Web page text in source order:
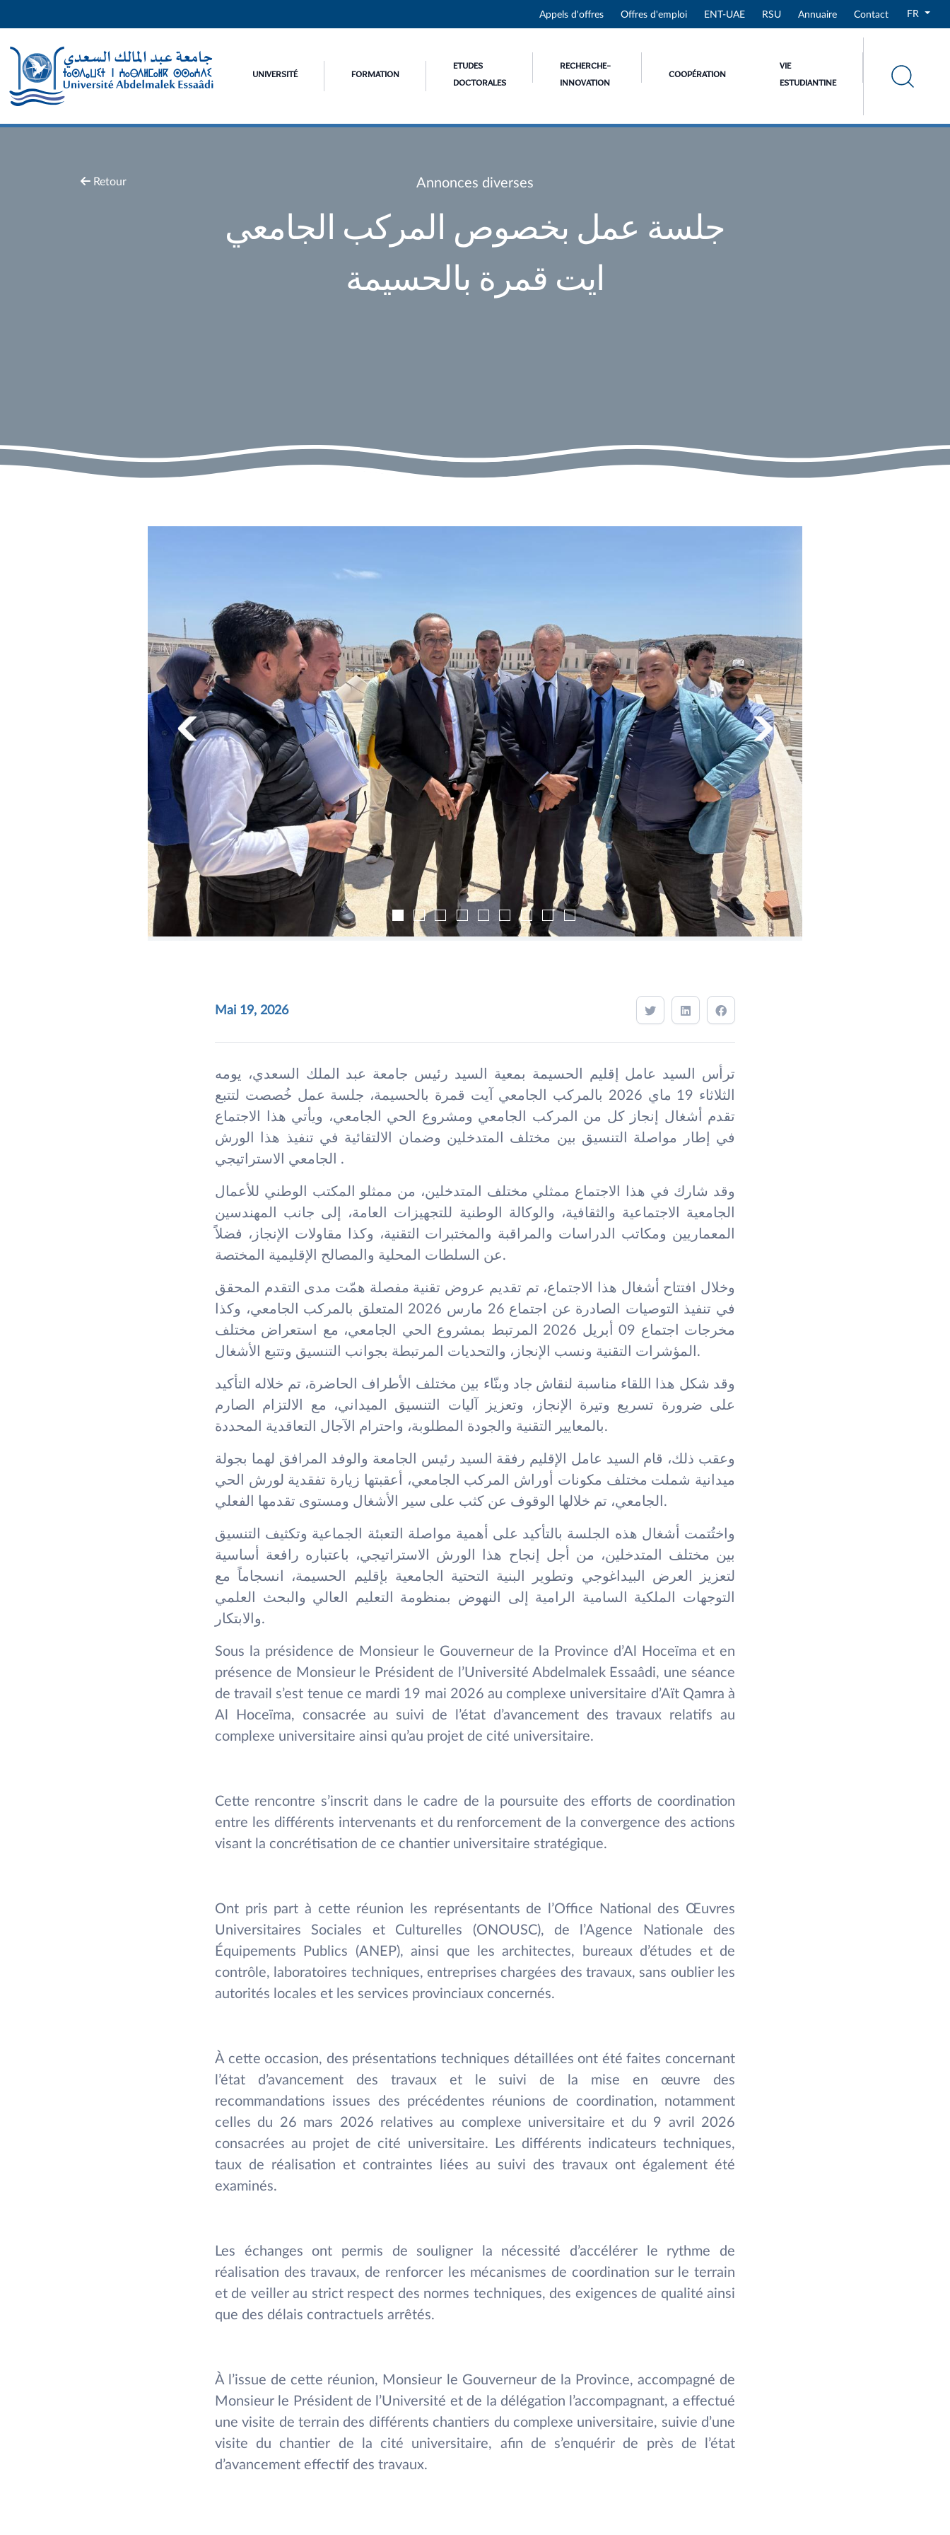
FR
Appels d'offres Offres d'emploi ENT-UAE RSU Annuaire Contact
UNIVERSITÉ FORMATION
ETUDES
DOCTORALES
RECHERCHE-
INNOVATION
COOPÉRATION
VIE
ESTUDIANTINE
Retour Annonces diverses
جلسة عمل بخصوص المركب الجامعي
ايت قمرة بالحسيمة
Mai 19, 2026
ترأس السيد عامل إقليم الحسيمة بمعية السيد رئيس جامعة عبد الملك السعدي، يومه
الثلاثاء 19 ماي 2026 بالمركب الجامعي آيت قمرة بالحسيمة، جلسة عمل خُصصت لتتبع
تقدم أشغال إنجاز كل من المركب الجامعي ومشروع الحي الجامعي، ويأتي هذا الاجتماع
في إطار مواصلة التنسيق بين مختلف المتدخلين وضمان الالتقائية في تنفيذ هذا الورش
الجامعي الاستراتيجي .
وقد شارك في هذا الاجتماع ممثلي مختلف المتدخلين، من ممثلو المكتب الوطني للأعمال
الجامعية الاجتماعية والثقافية، والوكالة الوطنية للتجهيزات العامة، إلى جانب المهندسين
المعماريين ومكاتب الدراسات والمراقبة والمختبرات التقنية، وكذا مقاولات الإنجاز، فضلاً
عن السلطات المحلية والمصالح الإقليمية المختصة.
وخلال افتتاح أشغال هذا الاجتماع، تم تقديم عروض تقنية مفصلة همّت مدى التقدم المحقق
في تنفيذ التوصيات الصادرة عن اجتماع 26 مارس 2026 المتعلق بالمركب الجامعي، وكذا
مخرجات اجتماع 09 أبريل 2026 المرتبط بمشروع الحي الجامعي، مع استعراض مختلف
المؤشرات التقنية ونسب الإنجاز، والتحديات المرتبطة بجوانب التنسيق وتتبع الأشغال.
وقد شكل هذا اللقاء مناسبة لنقاش جاد وبنّاء بين مختلف الأطراف الحاضرة، تم خلاله التأكيد
على ضرورة تسريع وتيرة الإنجاز، وتعزيز آليات التنسيق الميداني، مع الالتزام الصارم
بالمعايير التقنية والجودة المطلوبة، واحترام الآجال التعاقدية المحددة.
وعقب ذلك، قام السيد عامل الإقليم رفقة السيد رئيس الجامعة والوفد المرافق لهما بجولة
ميدانية شملت مختلف مكونات أوراش المركب الجامعي، أعقبتها زيارة تفقدية لورش الحي
الجامعي، تم خلالها الوقوف عن كثب على سير الأشغال ومستوى تقدمها الفعلي.
واختُتمت أشغال هذه الجلسة بالتأكيد على أهمية مواصلة التعبئة الجماعية وتكثيف التنسيق
بين مختلف المتدخلين، من أجل إنجاح هذا الورش الاستراتيجي، باعتباره رافعة أساسية
لتعزيز العرض البيداغوجي وتطوير البنية التحتية الجامعية بإقليم الحسيمة، انسجاماً مع
التوجهات الملكية السامية الرامية إلى النهوض بمنظومة التعليم العالي والبحث العلمي
والابتكار.
Sous la présidence de Monsieur le Gouverneur de la Province d’Al Hoceïma et en
présence de Monsieur le Président de l’Université Abdelmalek Essaâdi, une séance
de travail s’est tenue ce mardi 19 mai 2026 au complexe universitaire d’Aït Qamra à
Al Hoceïma, consacrée au suivi de l’état d’avancement des travaux relatifs au
complexe universitaire ainsi qu’au projet de cité universitaire.
Cette rencontre s’inscrit dans le cadre de la poursuite des efforts de coordination
entre les différents intervenants et du renforcement de la convergence des actions
visant la concrétisation de ce chantier universitaire stratégique.
Ont pris part à cette réunion les représentants de l’Office National des Œuvres
Universitaires Sociales et Culturelles (ONOUSC), de l’Agence Nationale des
Équipements Publics (ANEP), ainsi que les architectes, bureaux d’études et de
contrôle, laboratoires techniques, entreprises chargées des travaux, sans oublier les
autorités locales et les services provinciaux concernés.
À cette occasion, des présentations techniques détaillées ont été faites concernant
l’état d’avancement des travaux et le suivi de la mise en œuvre des
recommandations issues des précédentes réunions de coordination, notamment
celles du 26 mars 2026 relatives au complexe universitaire et du 9 avril 2026
consacrées au projet de cité universitaire. Les différents indicateurs techniques,
taux de réalisation et contraintes liées au suivi des travaux ont également été
examinés.
Les échanges ont permis de souligner la nécessité d’accélérer le rythme de
réalisation des travaux, de renforcer les mécanismes de coordination sur le terrain
et de veiller au strict respect des normes techniques, des exigences de qualité ainsi
que des délais contractuels arrêtés.
À l’issue de cette réunion, Monsieur le Gouverneur de la Province, accompagné de
Monsieur le Président de l’Université et de la délégation l’accompagnant, a effectué
une visite de terrain des différents chantiers du complexe universitaire, suivie d’une
visite du chantier de la cité universitaire, afin de s’enquérir de près de l’état
d’avancement effectif des travaux.